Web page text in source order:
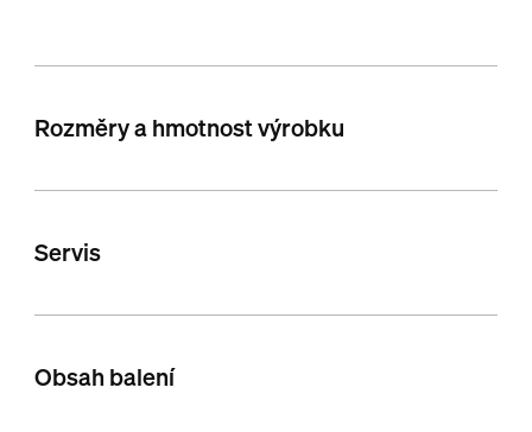
Rozměry a hmotnost výrobku
Servis
Obsah balení